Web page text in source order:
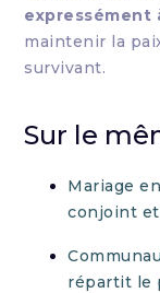
expressément
maintenir la
survivant.
Sur le
Mariage
conjoint
répartit le